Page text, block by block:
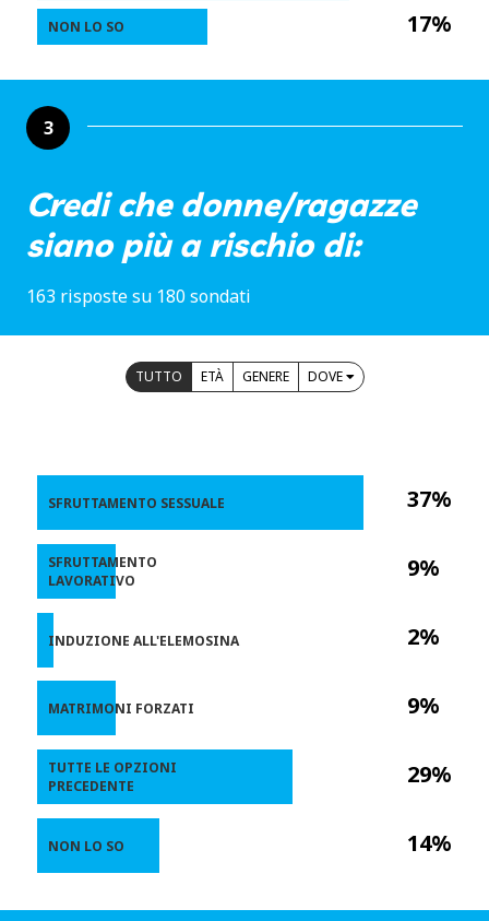
17%
NON LO SO
3
Credi che donne/ragazze
siano più a rischio di:
163 risposte su 180 sondati
TUTTO ETÀ GENERE DOVE
37%
9%
2%
9%
29%
14%
SFRUTTAMENTO SESSUALE
SFRUTTAMENTO
LAVORATIVO
INDUZIONE ALL'ELEMOSINA
MATRIMONI FORZATI
TUTTE LE OPZIONI
PRECEDENTE
NON LO SO